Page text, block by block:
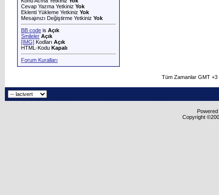
Cevap Yazma Yetkiniz Yok
Eklenti Yükleme Yetkiniz Yok
Mesajınızı Değiştirme Yetkiniz Yok
BB code is Açık
Smileler Açık
[IMG] Kodları Açık
HTML-Kodu Kapalı
Forum Kuralları
Tüm Zamanlar GMT
Copyright